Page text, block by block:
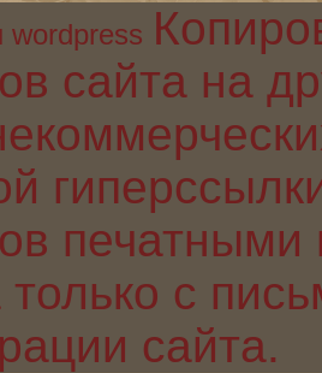
сайта на
печатными
с
сайта.